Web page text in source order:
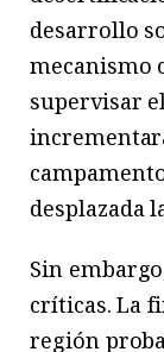
desarrollo
mecanismo
supervisar
desplazada
Sin
críticas. La
región